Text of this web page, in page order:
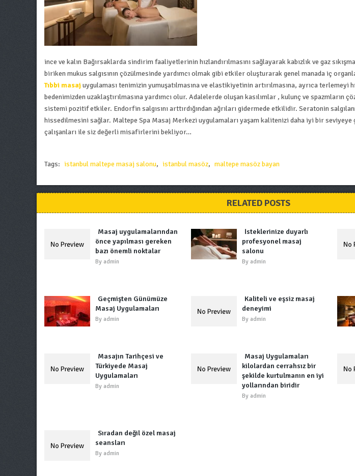
ince ve kalın Bağırsaklarda sindirim faaliyetlerinin hızlandırılmasını sağlayarak kabızlık ve gaz
biriken mukus salgısının çözülmesinde yardımcı olmak gibi etkiler oluşturarak genel manada iç
Tıbbi masajuygulaması tenimizin yumuşatılmasına ve elastikiyetinin artırılmasına, ayrıca terlemeyi
bedenimizden uzaklaştırılmasına yardımcı olur. Adalelerde oluşan kasılımlar , kulunç ve spazmların
sistemi pozitif etkiler. Endorfin salgısını arttırdığından ağrıları gidermede etkilidir. Seratonin
hissedilmesini sağlar. Maltepe Spa Masaj Merkezi uygulamaları yaşam kalitenizi daha iyi bir
çalışanları ile siz değerli misafirlerini bekliyor…
Tags: istanbul maltepe masaj salonu, istanbul masöz, maltepe masöz bayan
RELATED POSTS
Masaj uygulamalarından
önce yapılması gereken
bazı önemli noktalar
By admin
İsteklerinize duyarlı
profesyonel masaj
salonu
By admin
Geçmişten Günümüze
Masaj Uygulamaları
By admin
Kaliteli ve eşsiz masaj
deneyimi
By admin
Masajın Tarihçesi ve
Türkiyede Masaj
Uygulamaları
By admin
Masaj Uygulamaları
kilolardan cerrahsız bir
şekilde kurtulmanın en iyi
yollarından biridir
By admin
Sıradan değil özel masaj
seansları
By admin